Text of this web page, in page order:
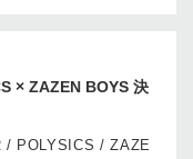
× ZAZEN BOYS 決
/ POLYSICS / ZAZE